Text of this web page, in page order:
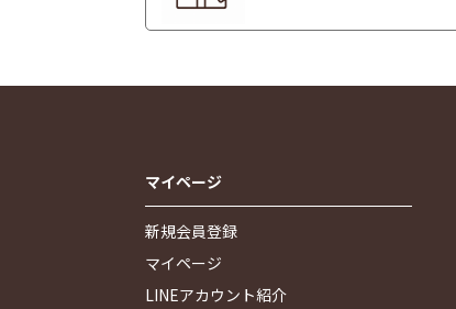
マイページ
新規会員登録
マイページ
LINEアカウント紹介